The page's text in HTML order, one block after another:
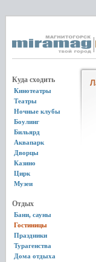
Куда сходить
Кинотеатры
Театры
Ночные клубы
Боулинг
Бильярд
Аквапарк
Дворцы
Казино
Цирк
Музеи
Отдых
Бани, сауны
Гостиницы
Праздники
Турагенства
Дома отдыха